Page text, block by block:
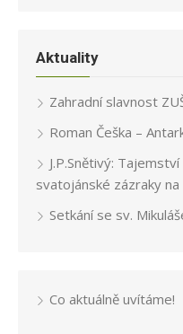
Aktuality
Zahradní slavnost
Roman Češka –
J.P.Snětivý:
svatojánské zázraky
Setkání se sv.
Co aktuálně uvítáme!